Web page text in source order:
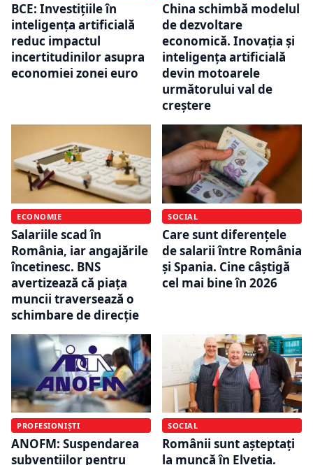
BCE: Investițiile în
inteligența artificială
reduc impactul
incertitudinilor asupra
economiei zonei euro
China schimbă modelul
de dezvoltare
economică. Inovația și
inteligența artificială
devin motoarele
următorului val de
creștere
ECONOMIE
Salariile scad în
România, iar angajările
încetinesc. BNS
avertizează că piața
muncii traversează o
schimbare de direcție
SOCIAL
Care sunt diferențele
de salarii între România
și Spania. Cine câștigă
cel mai bine în 2026
PROFESIONIȘTI
ANOFM: Suspendarea
subvențiilor pentru
SOCIAL
Românii sunt așteptați
la muncă în Elveția.